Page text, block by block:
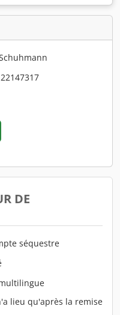
DE
séquestre
lieu qu'après la remise